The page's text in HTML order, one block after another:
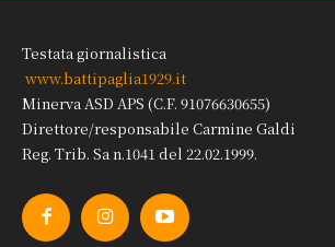
Testata giornalistica
www.battipaglia1929.it
Minerva ASD APS (C.F. 91076630655)
Direttore/responsabile Carmine Galdi
Reg. Trib. Sa n.1041 del 22.02.1999.